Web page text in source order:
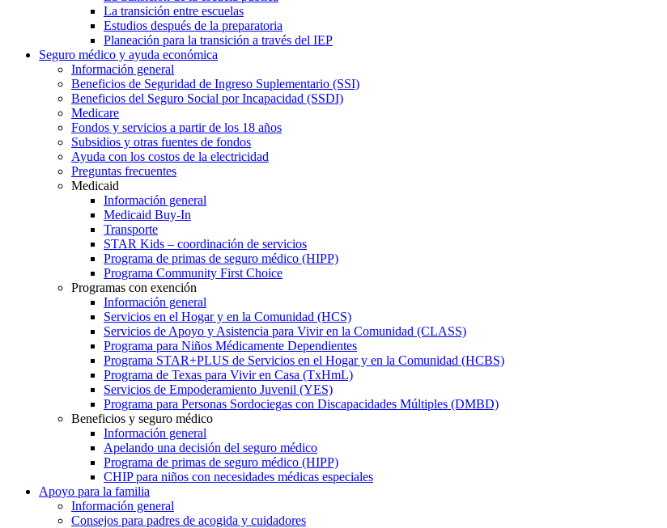
La transición entre escuelas
Estudios después de la preparatoria
Planeación para la transición a través del IEP
Seguro médico y ayuda económica
Información general
Beneficios de Seguridad de Ingreso Suplementario (SSI)
Beneficios del Seguro Social por Incapacidad (SSDI)
Medicare
Fondos y servicios a partir de los 18 años
Subsidios y otras fuentes de fondos
Ayuda con los costos de la electricidad
Preguntas frecuentes
Medicaid
Información general
Medicaid Buy-In
Transporte
STAR Kids – coordinación de servicios
Programa de primas de seguro médico (HIPP)
Programa Community First Choice
Programas con exención
Información general
Servicios en el Hogar y en la Comunidad (HCS)
Servicios de Apoyo y Asistencia para Vivir en la Comunidad (CLASS)
Programa para Niños Médicamente Dependientes
Programa STAR+PLUS de Servicios en el Hogar y en la Comunidad (HCBS)
Programa de Texas para Vivir en Casa (TxHmL)
Servicios de Empoderamiento Juvenil (YES)
Programa para Personas Sordociegas con Discapacidades Múltiples (DMBD)
Beneficios y seguro médico
Información general
Apelando una decisión del seguro médico
Programa de primas de seguro médico (HIPP)
CHIP para niños con necesidades médicas especiales
Apoyo para la familia
Información general
Consejos para padres de acogida y cuidadores